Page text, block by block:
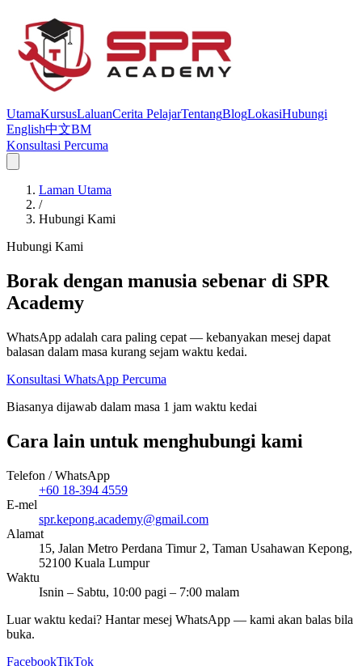
UtamaKursusLaluanCerita PelajarTentangBlogLokasiHubungi
English中文BM
Konsultasi Percuma
Laman Utama
/
Hubungi Kami
Hubungi Kami
Borak dengan manusia sebenar di SPR
Academy
WhatsApp adalah cara paling cepat — kebanyakan mesej dapat
balasan dalam masa kurang sejam waktu kedai.
Konsultasi WhatsApp Percuma
Biasanya dijawab dalam masa 1 jam waktu kedai
Cara lain untuk menghubungi kami
Telefon / WhatsApp
+60 18-394 4559
E-mel
spr.kepong.academy@gmail.com
Alamat
15, Jalan Metro Perdana Timur 2, Taman Usahawan Kepong,
52100 Kuala Lumpur
Waktu
Isnin – Sabtu, 10:00 pagi – 7:00 malam
Luar waktu kedai? Hantar mesej WhatsApp — kami akan balas bila
buka.
FacebookTikTok